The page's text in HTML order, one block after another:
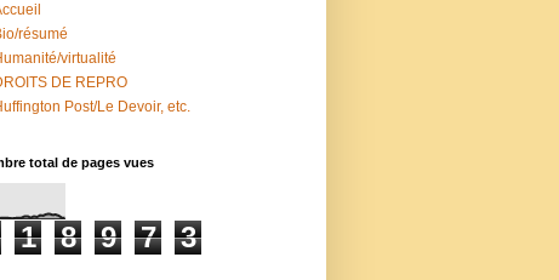
résumé
virtualité
DE REPRO
Post/Le Devoir, etc.
total de pages vues
1 8 9 7 3